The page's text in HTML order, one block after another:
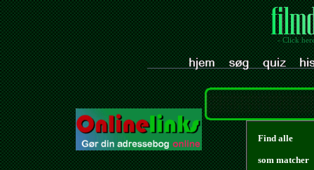
- Click
Find alle
som matcher